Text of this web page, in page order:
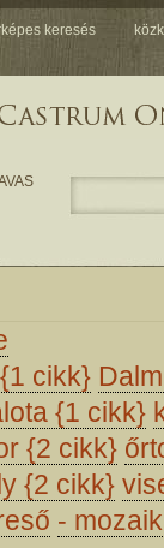
keresés
{1 cikk}
{1 cikk}
{2 cikk}
{2 cikk}
- mozaik